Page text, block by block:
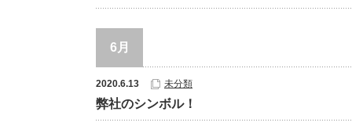
6月
2020.6.13 未分類
弊社のシンボル！